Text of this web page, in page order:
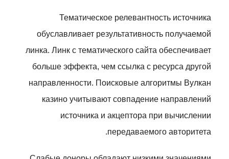
Тематическое релевантность источника
обуславливает результативность получаемой
линка. Линк с тематического сайта обеспечивает
больше эффекта, чем ссылка с ресурса другой
направленности. Поисковые алгоритмы Вулкан
казино учитывают совпадение направлений
источника и акцептора при вычислении
передаваемого авторитета.